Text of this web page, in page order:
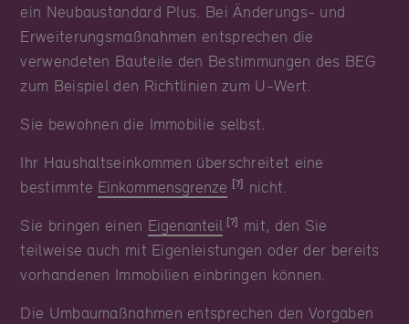
ein Neubaustandard Plus. Bei Änderungs- und
Erweiterungsmaßnahmen entsprechen die
verwendeten Bauteile den Bestimmungen des BEG
zum Beispiel den Richtlinien zum U-Wert.
Sie bewohnen die Immobilie selbst.
Ihr Haushaltseinkommen überschreitet eine
bestimmte Einkommensgrenze
nicht.
Sie bringen einen Eigenanteil
mit, den Sie
teilweise auch mit Eigenleistungen oder der bereits
vorhandenen Immobilien einbringen können.
Die Umbaumaßnahmen entsprechen den Vorgaben